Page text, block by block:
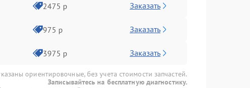
2475 р Заказать
975 р Заказать
3975 р Заказать
ориентировочные, без учета стоимости запчастей.
Записывайтесь на бесплатную диагностику.